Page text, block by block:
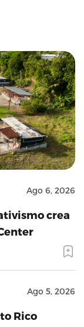
Ago 6, 2026
crea
Ago 5, 2026
Rico